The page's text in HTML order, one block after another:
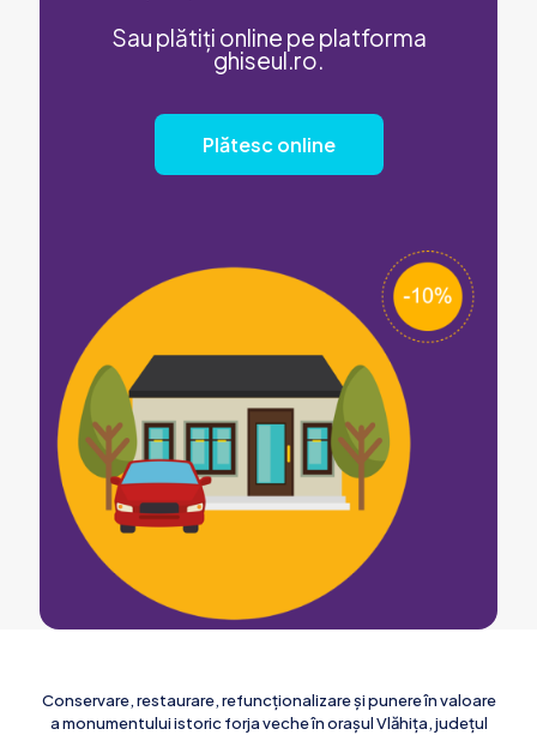
Sau plătiți online pe platforma
ghiseul.ro.
Plătesc online
Conservare, restaurare, refuncționalizare și punere în valoare
a monumentului istoric forja veche în orașul Vlăhița, județul